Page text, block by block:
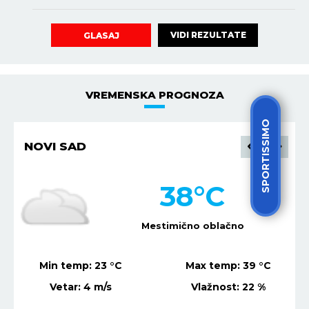
SPORTISSIMO
GLASAJ VIDI REZULTATE
VREMENSKA PROGNOZA
NIŠ
Mestimično oblačno
36°C
Min temp:21 °C Max temp: 37 °C
Vetar:4 m/s Vlažnost: 20 %